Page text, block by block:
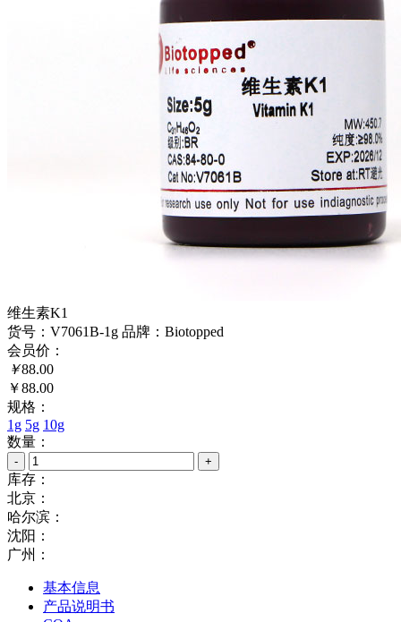
维生素K1
货号：V7061B-1g 品牌：Biotopped
会员价：
￥88.00
￥88.00
规格：
1g 5g 10g
数量：
- +
库存：
北京：
哈尔滨：
沈阳：
广州：
基本信息
产品说明书